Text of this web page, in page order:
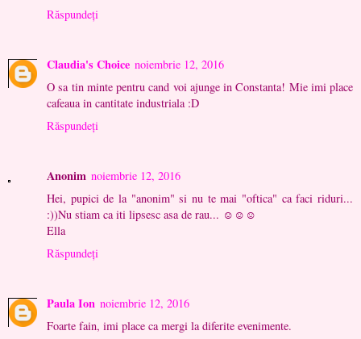
Răspundeți
Claudia's Choice noiembrie 12, 2016
O sa tin minte pentru cand voi ajunge in Constanta! Mie imi place
cafeaua in cantitate industriala :D
Răspundeți
Anonim noiembrie 12, 2016
Hei, pupici de la "anonim" si nu te mai "oftica" ca faci riduri...
:))Nu stiam ca iti lipsesc asa de rau... ☺☺☺
Ella
Răspundeți
Paula Ion noiembrie 12, 2016
Foarte fain, imi place ca mergi la diferite evenimente.